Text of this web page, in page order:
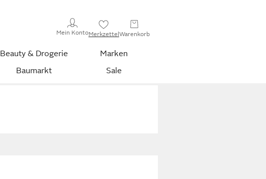
Mein KontoMerkzettelWarenkorb
Beauty & Drogerie
Marken
Baumarkt Sale